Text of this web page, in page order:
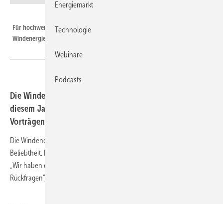
Für hochwertige Vorträge, Kulinarisches und Unterhaltung wird auf den
Windenergietagen gesorgt sein.
Die Windenergietage von Spreewind zeigen sich auch in
diesem Jahr mit einem gewaltigen Programm aus
Vorträgen, die für die Windbranche relevant sind.
Die Windenergietage 2023 erfreuen sich diesmal ganz besonderer
Beliebtheit. Darum sind sie bereits seit Anfang Oktober ausgebucht.
„Wir haben eine Warteliste mit 150 Personen. Bitte dazu keine
Rückfragen“, heißt es auf der Website des Veranstalters Harald Düring.
Energiemarkt
Technologie
Webinare
Podcasts